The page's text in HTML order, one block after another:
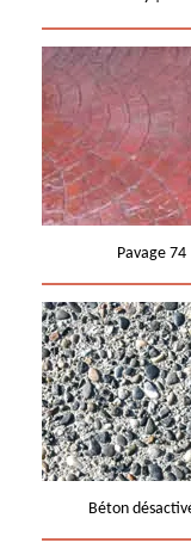
Pavage 74
Béton